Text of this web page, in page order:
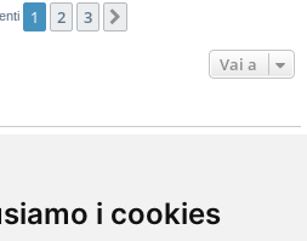
i cookies
1 2 3
Vai a